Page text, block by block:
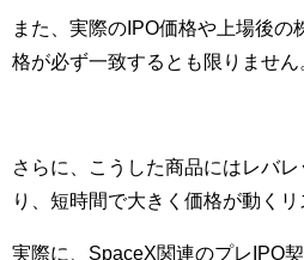
また、実際のIPO価格や上場後の
格が必ず一致するとも限りません
さらに、こうした商品にはレバ
り、短時間で大きく価格が動くリ
実際に、SpaceX関連のプレIPO